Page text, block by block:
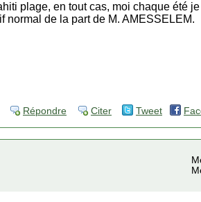
plage, en tout cas, moi chaque été
normal de la part de M. AMESSELEM.
Répondre Citer Tweet